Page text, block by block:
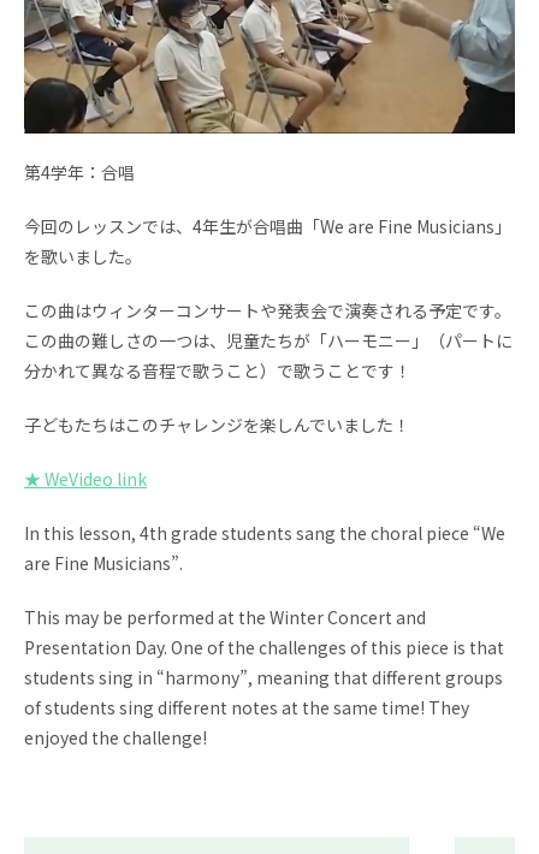
EN
お問い合わせ 資料請求
第4学年：合唱
今回のレッスンでは、4年生が合唱曲「We are Fine Musicians」
を歌いました。
この曲はウィンターコンサートや発表会で演奏される予定です。
この曲の難しさの一つは、児童たちが「ハーモニー」（パートに
分かれて異なる音程で歌うこと）で歌うことです！
子どもたちはこのチャレンジを楽しんでいました！
★ WeVideo link
In this lesson, 4th grade students sang the choral piece “We
are Fine Musicians”.
This may be performed at the Winter Concert and
Presentation Day. One of the challenges of this piece is that
students sing in “harmony”, meaning that different groups
of students sing different notes at the same time! They
enjoyed the challenge!